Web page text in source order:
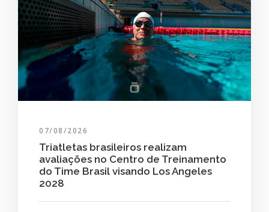
07/08/2026
Triatletas brasileiros realizam
avaliações no Centro de Treinamento
do Time Brasil visando Los Angeles
2028